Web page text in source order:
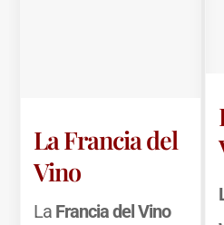
La Francia del
Vino
La Francia del Vino